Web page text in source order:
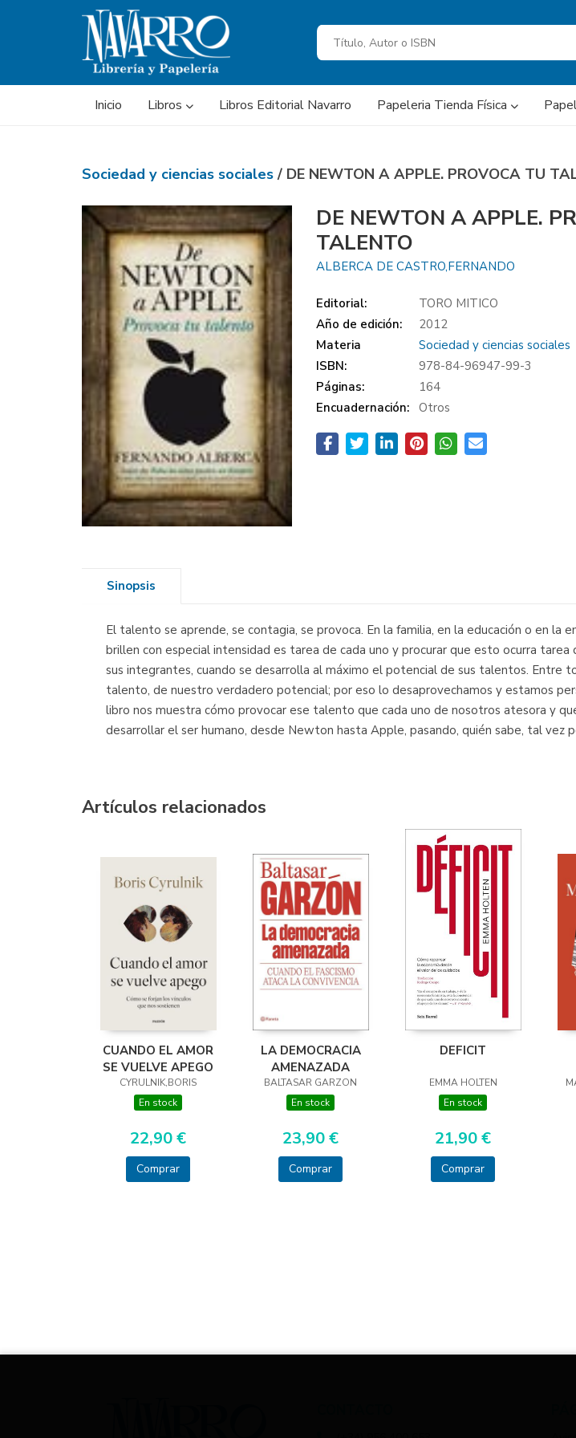
Inicio Libros Libros Editorial Navarro Papeleria Tienda Física
Sociedad y ciencias sociales/ DE NEWTON A APPLE. PROVOCA TU
DE NEWTON A APPLE.
TALENTO
ALBERCA DE CASTRO,FERNANDO
Editorial:
TORO MITICO
Año de edición:
2012
Materia
Sociedad y ciencias sociales
ISBN:
978-84-96947-99-3
Páginas:
164
Encuadernación:
Otros
Sinopsis
El talento se aprende, se contagia, se provoca. En la familia, en la educación o en
brillen con especial intensidad es tarea de cada uno y procurar que esto ocurra
sus integrantes, cuando se desarrolla al máximo el potencial de sus talentos. Entre
talento, de nuestro verdadero potencial; por eso lo desaprovechamos y estamos
libro nos muestra cómo provocar ese talento que cada uno de nosotros atesora y
desarrollar el ser humano, desde Newton hasta Apple, pasando, quién sabe, tal vez
Artículos relacionados
CUANDO EL AMOR
SE VUELVE APEGO
CYRULNIK,BORIS
En stock
22,90 €
Comprar
LA DEMOCRACIA
AMENAZADA
BALTASAR GARZON
En stock
23,90 €
Comprar
DEFICIT
EMMA HOLTEN
En stock
21,90 €
Comprar